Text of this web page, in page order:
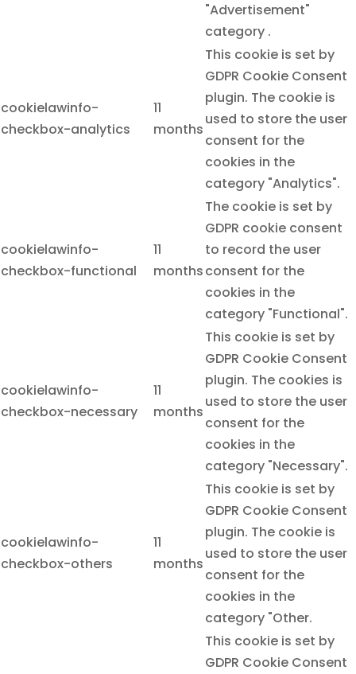
"Advertisement"
category .
cookielawinfo-
checkbox-analytics
11
months
This cookie is set by
GDPR Cookie Consent
plugin. The cookie is
used to store the user
consent for the
cookies in the
category "Analytics".
cookielawinfo-
checkbox-functional
11
months
The cookie is set by
GDPR cookie consent
to record the user
consent for the
cookies in the
category "Functional".
cookielawinfo-
checkbox-necessary
11
months
This cookie is set by
GDPR Cookie Consent
plugin. The cookies is
used to store the user
consent for the
cookies in the
category "Necessary".
cookielawinfo-
checkbox-others
11
months
This cookie is set by
GDPR Cookie Consent
plugin. The cookie is
used to store the user
consent for the
cookies in the
category "Other.
This cookie is set by
GDPR Cookie Consent